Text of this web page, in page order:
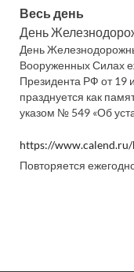
Весь день
День
День
Вооруженных Силах
Президента РФ от 19
празднуется как
указом № 549 «Об
https://
Повторяется